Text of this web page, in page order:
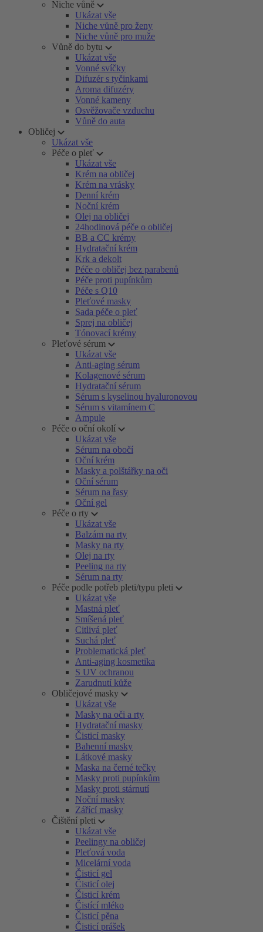
Niche vůně
Ukázat vše
Niche vůně pro ženy
Niche vůně pro muže
Vůně do bytu
Ukázat vše
Vonné svíčky
Difuzér s tyčinkami
Aroma difuzéry
Vonné kameny
Osvěžovače vzduchu
Vůně do auta
Obličej
Ukázat vše
Péče o pleť
Ukázat vše
Krém na obličej
Krém na vrásky
Denní krém
Noční krém
Olej na obličej
24hodinová péče o obličej
BB a CC krémy
Hydratační krém
Krk a dekolt
Péče o obličej bez parabenů
Péče proti pupínkům
Péče s Q10
Pleťové masky
Sada péče o pleť
Sprej na obličej
Tónovací krémy
Pleťové sérum
Ukázat vše
Anti-aging sérum
Kolagenové sérum
Hydratační sérum
Sérum s kyselinou hyaluronovou
Sérum s vitamínem C
Ampule
Péče o oční okolí
Ukázat vše
Sérum na obočí
Oční krém
Masky a polštářky na oči
Oční sérum
Sérum na řasy
Oční gel
Péče o rty
Ukázat vše
Balzám na rty
Masky na rty
Olej na rty
Peeling na rty
Sérum na rty
Péče podle potřeb pleti/typu pleti
Ukázat vše
Mastná pleť
Smíšená pleť
Citlivá pleť
Suchá pleť
Problematická pleť
Anti-aging kosmetika
S UV ochranou
Zarudnutí kůže
Obličejové masky
Ukázat vše
Masky na oči a rty
Hydratační masky
Čisticí masky
Bahenní masky
Látkové masky
Maska na černé tečky
Masky proti pupínkům
Masky proti stárnutí
Noční masky
Zářící masky
Čištění pleti
Ukázat vše
Peelingy na obličej
Pleťová voda
Micelární voda
Čisticí gel
Čisticí olej
Čisticí krém
Čistící mléko
Čisticí pěna
Čisticí prášek